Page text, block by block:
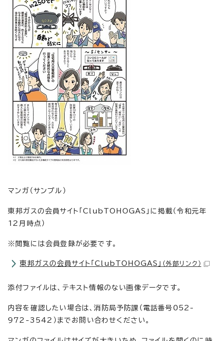
マンガ（サンプル）
東邦ガスの会員サイト「ClubTOHOGAS」に掲載（令和元年
12月時点）
※閲覧には会員登録が必要です。
東邦ガスの会員サイト「ClubTOHOGAS」 （外部リンク）
添付ファイルは、テキスト情報のない画像データです。
内容を確認したい場合は、消防局予防課（電話番号052-
972-3542）までお問い合わせください。